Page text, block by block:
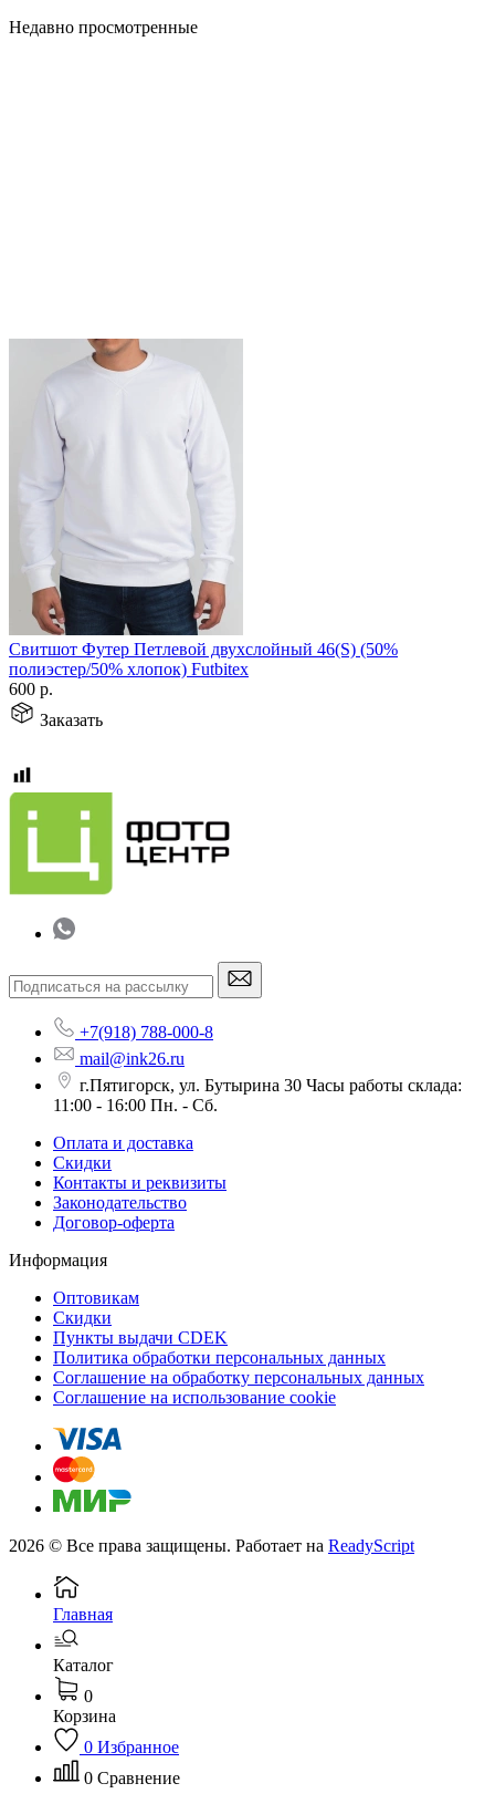
Недавно просмотренные
Свитшот Футер Петлевой двухслойный 46(S) (50%
полиэстер/50% хлопок) Futbitex
600 р.
Заказать
+7(918) 788-000-8
mail@ink26.ru
г.Пятигорск, ул. Бутырина 30 Часы работы склада:
11:00 - 16:00 Пн. - Сб.
Оплата и доставка
Скидки
Контакты и реквизиты
Законодательство
Договор-оферта
Информация
Оптовикам
Скидки
Пункты выдачи CDEK
Политика обработки персональных данных
Соглашение на обработку персональных данных
Соглашение на использование cookie
2026 © Все права защищены. Работает на ReadyScript
Главная
Каталог
0
Корзина
0 Избранное
0 Сравнение